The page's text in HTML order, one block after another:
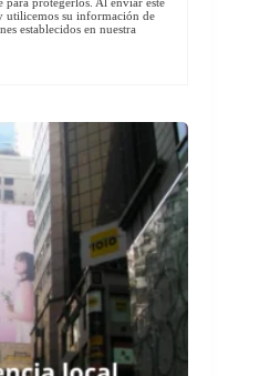
para protegerlos. Al enviar este
utilicemos su información de
establecidos en nuestra